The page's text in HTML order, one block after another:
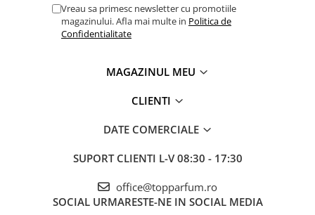
Vreau sa primesc newsletter cu promotiile
magazinului. Afla mai multe in Politica de
Confidentialitate
MAGAZINUL MEU
CLIENTI
DATE COMERCIALE
SUPORT CLIENTI L-V 08:30 - 17:30
office@topparfum.ro
SOCIAL URMARESTE-NE IN SOCIAL MEDIA